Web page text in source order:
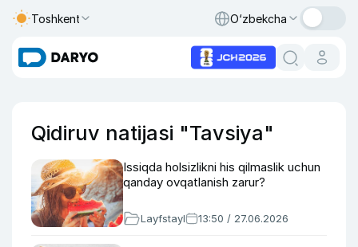
Toshkent O‘zbekcha
Qidiruv natijasi "Tavsiya"
Issiqda holsizlikni his qilmaslik uchun
qanday ovqatlanish zarur?
Layfstayl 13:50 / 27.06.2026